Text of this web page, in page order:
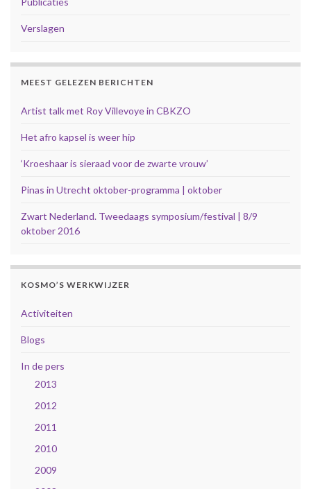
Verslagen
MEEST GELEZEN BERICHTEN
Artist talk met Roy Villevoye in CBKZO
Het afro kapsel is weer hip
‘Kroeshaar is sieraad voor de zwarte vrouw’
Pinas in Utrecht oktober-programma | oktober
Zwart Nederland. Tweedaags symposium/festival | 8/9
oktober 2016
KOSMO’S WERKWIJZER
Activiteiten
Blogs
In de pers
2013
2012
2011
2010
2009